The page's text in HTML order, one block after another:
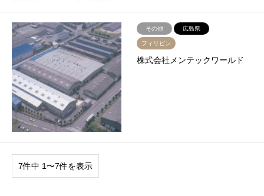
その他 広島県
フィリピン
株式会社メンテックワールド
7件中 1〜7件を表示